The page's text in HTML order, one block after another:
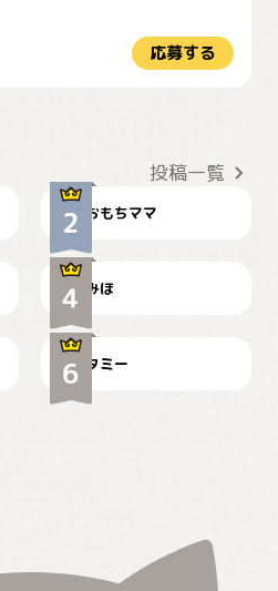
応募する
投稿一覧
おもちママ
見てるぞぉ
みほ
ドーベルマンのお友達邸に
て
タミー